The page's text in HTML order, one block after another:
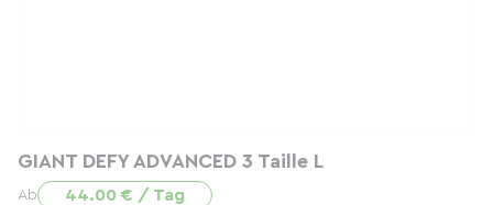
GIANT DEFY ADVANCED 3 Taille L
Ab 44.00 € / Tag